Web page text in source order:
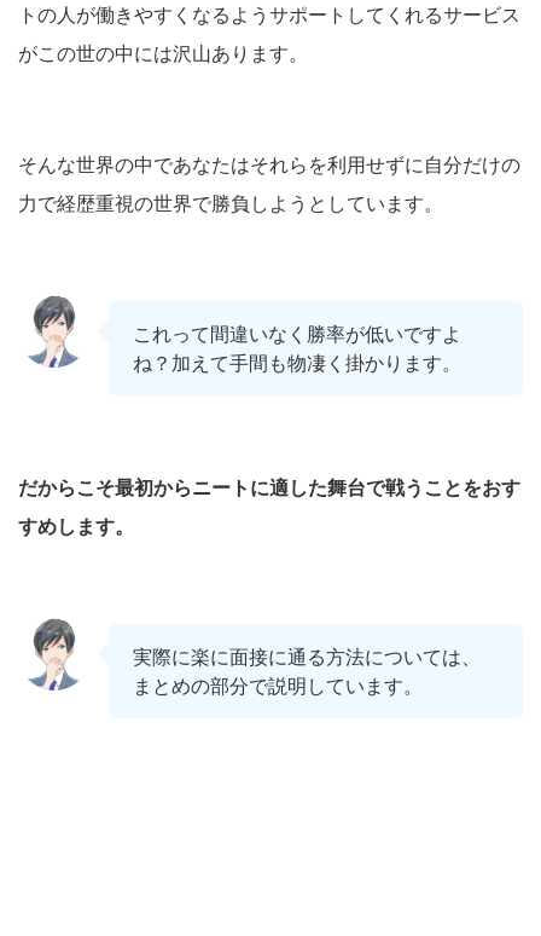
トの人が働きやすくなるようサポートしてくれるサービス
がこの世の中には沢山あります。
そんな世界の中であなたはそれらを利用せずに自分だけの
力で経歴重視の世界で勝負しようとしています。
これって間違いなく勝率が低いですよ
ね？加えて手間も物凄く掛かります。
だからこそ最初からニートに適した舞台で戦うことをおす
すめします。
実際に楽に面接に通る方法については、
まとめの部分で説明しています。